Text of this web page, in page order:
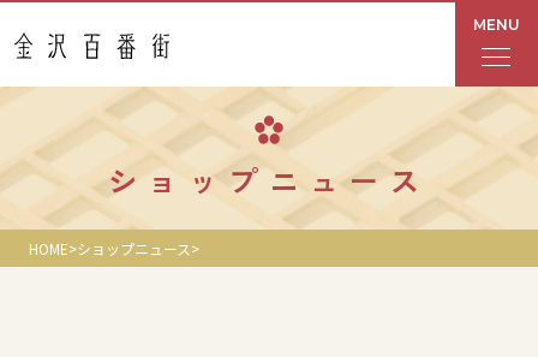
MENU
フロアガイド
あんと
Rinto
ショップニュース
HOME ショップニュース